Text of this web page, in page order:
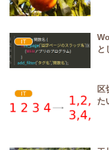
IT
と
IT
区
た